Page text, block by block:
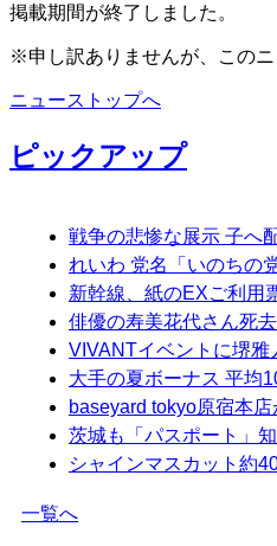
掲載期間が終了しました。
※申し訳ありませんが、この
ニューストップへ
ピックアップ
戦争の悲惨な展示 子へ
れいわ 党名「いのちの
新幹線、紙のEXご利用
俳優の寿美花代さん死
VIVANTイベントに堺雅
大手の夏ボーナス 平均
baseyard tokyo原宿本
茨城も「パスポート」
シャインマスカット約
一覧へ